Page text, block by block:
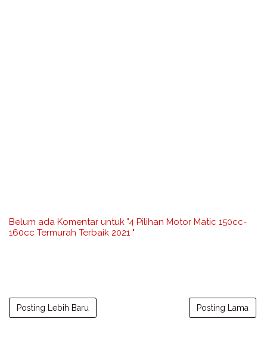
Belum ada Komentar untuk "4 Pilihan Motor Matic 150cc-
160cc Termurah Terbaik 2021 "
Posting Lebih Baru Posting Lama